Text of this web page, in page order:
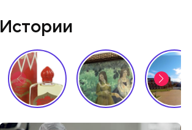
Истории